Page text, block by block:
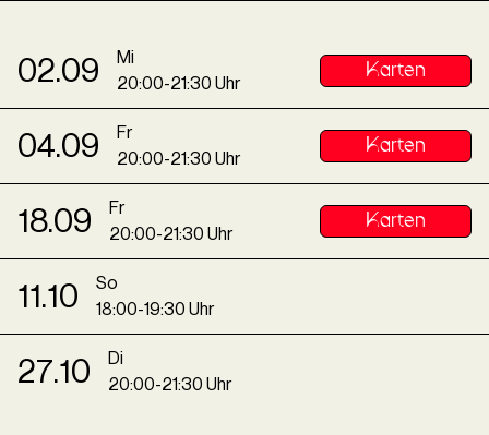
02.09
Mi
20:00-21:30 Uhr
Karten
04.09
Fr
20:00-21:30 Uhr
Karten
18.09
Fr
20:00-21:30 Uhr
Karten
11.10
So
18:00-19:30 Uhr
27.10
Di
20:00-21:30 Uhr